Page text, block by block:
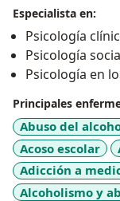
Especialista en:
Psicología
Psicología
Psicología en
Principales
Abuso del
Acoso escolar
Adicción a
Alcoholismo y